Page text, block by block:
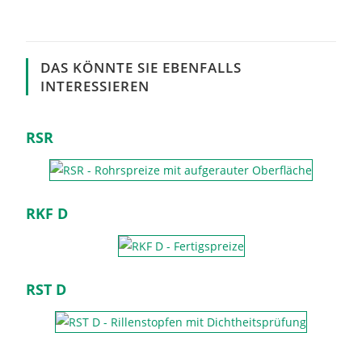
DAS KÖNNTE SIE EBENFALLS
INTERESSIEREN
RSR
RKF D
RST D